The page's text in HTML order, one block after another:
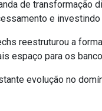
de transformação
e
reestruturou a
espaço para os
evolução no